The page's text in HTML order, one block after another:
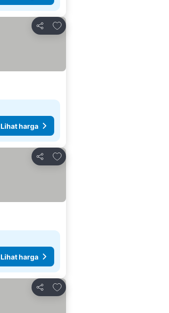
Bagikan
Tambahkan ke favorit
Lihat harga
Bagikan
Tambahkan ke favorit
Lihat harga
Bagikan
Tambahkan ke favorit